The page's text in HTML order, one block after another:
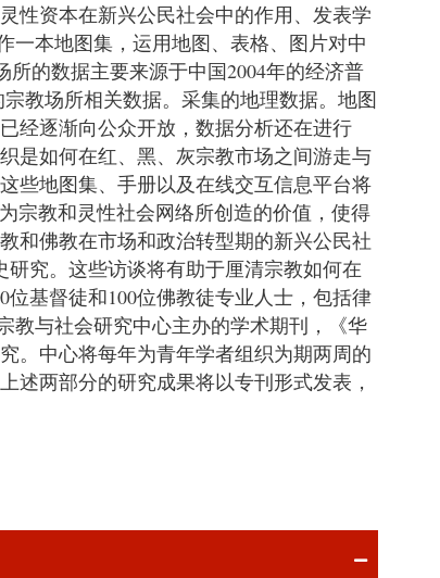
性资本在新兴公民社会中的作用、发表学
一本地图集，运用地图、表格、图片对中
的数据主要来源于中国2004年的经济普
教场所相关数据。采集的地理数据。地图
经逐渐向公众开放，数据分析还在进行
是如何在红、黑、灰宗教市场之间游走与
些地图集、手册以及在线交互信息平台将
宗教和灵性社会网络所创造的价值，使得
和佛教在市场和政治转型期的新兴公民社
究。这些访谈将有助于厘清宗教如何在
基督徒和100位佛教徒专业人士，包括律
教与社会研究中心主办的学术期刊，《华
。中心将每年为青年学者组织为期两周的
述两部分的研究成果将以专刊形式发表，